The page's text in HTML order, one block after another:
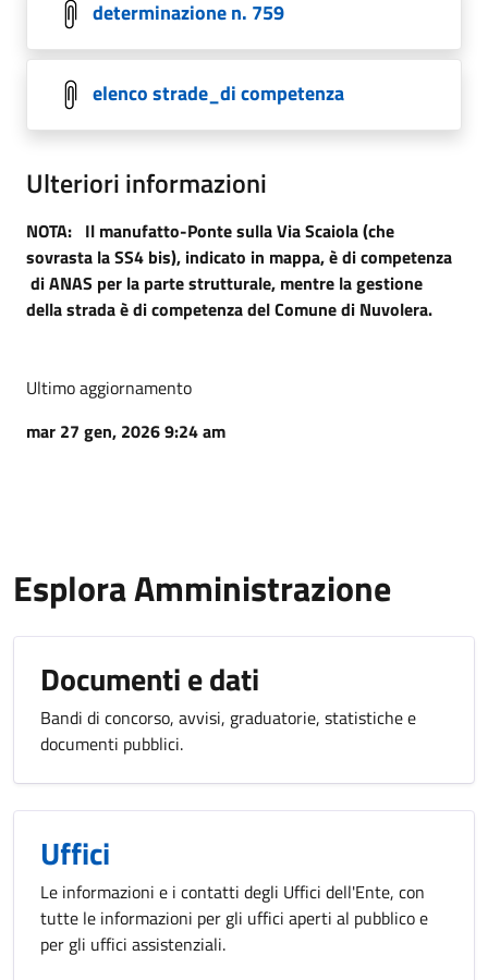
determinazione n. 759
elenco strade_di competenza
Ulteriori informazioni
NOTA: Il manufatto-Ponte sulla Via Scaiola (che
sovrasta la SS4 bis), indicato in mappa, è di competenza
di ANAS per la parte strutturale, mentre la gestione
della strada è di competenza del Comune di Nuvolera.
Ultimo aggiornamento
mar 27 gen, 2026 9:24 am
Esplora Amministrazione
Documenti e dati
Bandi di concorso, avvisi, graduatorie, statistiche e
documenti pubblici.
Uffici
Le informazioni e i contatti degli Uffici dell'Ente, con
tutte le informazioni per gli uffici aperti al pubblico e
per gli uffici assistenziali.